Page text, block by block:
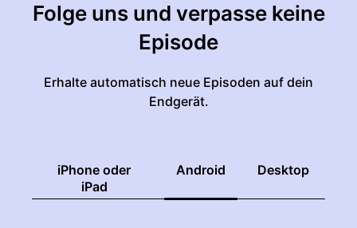
Folge uns und verpasse keine
Episode
Erhalte automatisch neue Episoden auf dein
Endgerät.
iPhone oder
iPad
Android Desktop